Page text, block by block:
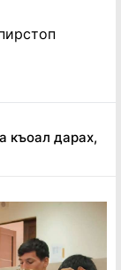
къоал дарах,